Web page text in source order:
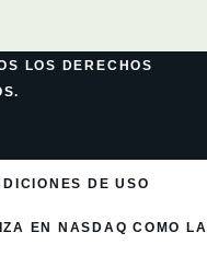
LOS DERECHOS
DE USO
EN NASDAQ COMO